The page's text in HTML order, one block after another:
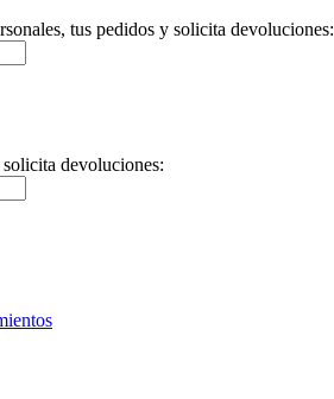
tus pedidos y solicita devoluciones:
devoluciones: